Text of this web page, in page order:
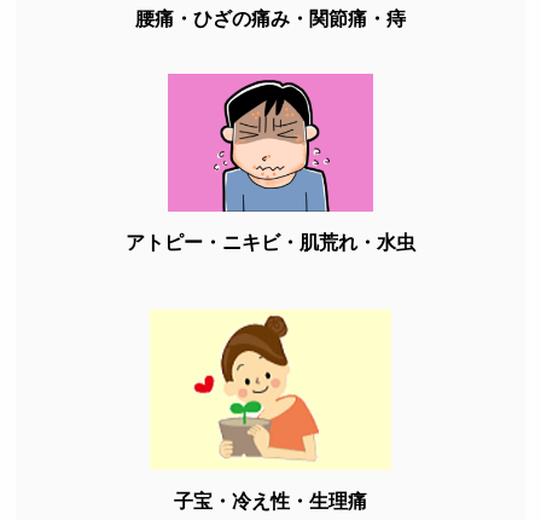
腰痛・ひざの痛み・関節痛・痔
アトピー・ニキビ・肌荒れ・水虫
子宝・冷え性・生理痛